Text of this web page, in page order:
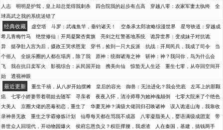
人志
明明是护驾，皇上却总觉得我刺杀 四合院我的起步有点高 穿越八零：农家军妻太纨绔
全
球高武之我的系统送错了
经典收藏 虚空塔 斗罗：武魂鱼竿，垂钓诸天！ 空条承太郎攻略综漫世界
星穹铁道：穿越成
希儿青梅竹马
绝世修仙：开局凝聚杏黄旗 亮剑之红警基地系统
诡异世界：变成妹子对抗诡
异
挺孕肚入宫为后，摄政王哭求恩宠 穿书，捡到一只大反派 抗战：开局民兵，我成了司令
当
个俗人
全娱乐圈的人都在塌房，除了我 原神：统御诸海之神
斩神：神？我问你，鸟为什么会
飞
我在抗日卖军火 影视综合：从民国开始 携美向仙 惊蛰无人生还
重生七零，从夺回空间开
始
透视神眼
最近更新 重生千禧，从八岁开始摆摊 皇后的容光 御兽：无法进化？我会兜底
左耳上的那颗
痣
七零小娇妻带着萌娃去随军 寻亲者 夜夜入怀，清冷师尊为她神魂颠倒
七零大院来了个绝色
大美人
京圈大佬的恶毒初恋，重生了 华夏无神？满级大佬回归召唤诸神
误入诡道山海，我靠收
录神兽无敌
重生之学霸修炼计划 仙尊每天都在骂我不成器 八零凝脂美人，婴语满级成团宠
带
兽世众人回现代，开动物园爆火
侯府忘恩负义？权臣撑腰，我虐渣
人在秦国，基建，搞钱两手